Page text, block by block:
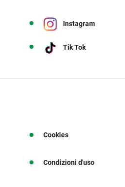
Instagram
Tik Tok
Cookies
Condizioni d'uso